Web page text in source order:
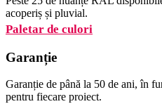
acoperiș și pluvial.
Paletar de culori
Garanție
Garanție de până la 50 de ani, în
pentru fiecare proiect.